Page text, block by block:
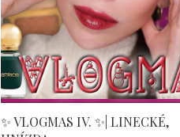
✨ VLOGMAS IV. ✨| LINECKÉ,